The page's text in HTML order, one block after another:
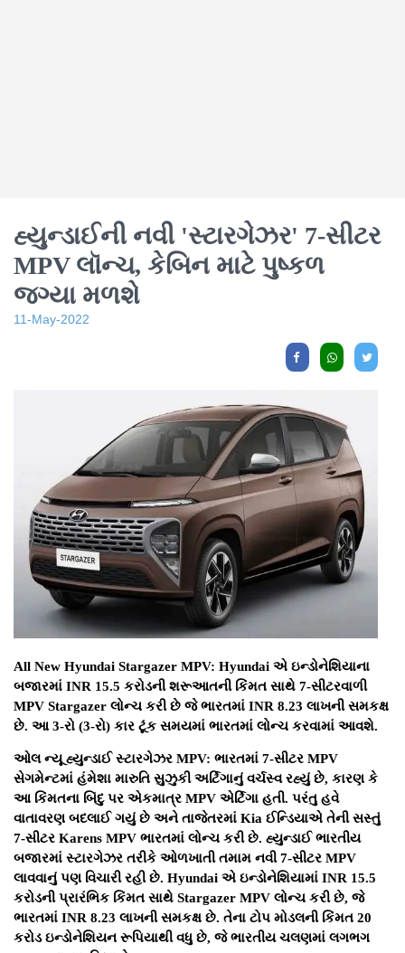
હ્યુન્ડાઈની નવી 'સ્ટારગેઝર' 7-સીટર
MPV લૉન્ચ, કેબિન માટે પુષ્કળ
જગ્યા મળશે
11-May-2022
All New Hyundai Stargazer MPV: Hyundai એ ઇન્ડોનેશિયાના
બજારમાં INR 15.5 કરોડની શરૂઆતની કિંમત સાથે 7-સીટરવાળી
MPV Stargazer લોન્ચ કરી છે જે ભારતમાં INR 8.23 ​​લાખની સમકક્ષ
છે. આ 3-રો (3-રો) કાર ટૂંક સમયમાં ભારતમાં લોન્ચ કરવામાં આવશે.
ઓલ ન્યૂ હ્યુન્ડાઈ સ્ટારગેઝર MPV: ભારતમાં 7-સીટર MPV
સેગમેન્ટમાં હંમેશા મારુતિ સુઝુકી અર્ટિગાનું વર્ચસ્વ રહ્યું છે, કારણ કે
આ કિંમતના બિંદુ પર એકમાત્ર MPV એર્ટિગા હતી. પરંતુ હવે
વાતાવરણ બદલાઈ ગયું છે અને તાજેતરમાં Kia ઈન્ડિયાએ તેની સસ્તું
7-સીટર Karens MPV ભારતમાં લોન્ચ કરી છે. હ્યુન્ડાઈ ભારતીય
બજારમાં સ્ટારગેઝર તરીકે ઓળખાતી તમામ નવી 7-સીટર MPV
લાવવાનું પણ વિચારી રહી છે. Hyundai એ ઇન્ડોનેશિયામાં INR 15.5
કરોડની પ્રારંભિક કિંમત સાથે Stargazer MPV લોન્ચ કરી છે, જે
ભારતમાં INR 8.23 ​​લાખની સમકક્ષ છે. તેના ટોપ મોડલની કિંમત 20
કરોડ ઇન્ડોનેશિયન રૂપિયાથી વધુ છે, જે ભારતીય ચલણમાં લગભગ